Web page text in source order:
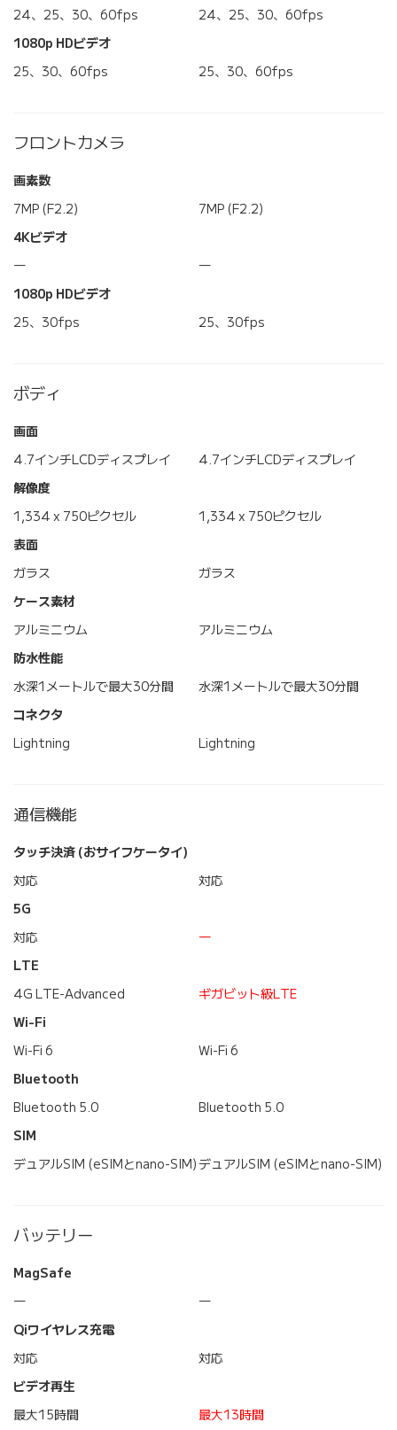
24、25、30、60fps
24、25、30、60fps
1080p HDビデオ
25、30、60fps
25、30、60fps
フロントカメラ
画素数
7MP (F2.2)
7MP (F2.2)
4Kビデオ
―
―
1080p HDビデオ
25、30fps
25、30fps
ボディ
画面
4.7インチLCDディスプレイ
4.7インチLCDディスプレイ
解像度
1,334 x 750ピクセル
1,334 x 750ピクセル
表面
ガラス
ガラス
ケース素材
アルミニウム
アルミニウム
防水性能
水深1メートルで最大30分間
水深1メートルで最大30分間
コネクタ
Lightning
Lightning
通信機能
タッチ決済 (おサイフケータイ)
対応
対応
5G
対応
―
LTE
4G LTE-Advanced
ギガビット級LTE
Wi-Fi
Wi-Fi 6
Wi-Fi 6
Bluetooth
Bluetooth 5.0
Bluetooth 5.0
SIM
デュアルSIM (eSIMとnano-SIM)デュアルSIM (eSIMとnano-SIM)
バッテリー
MagSafe
―
―
Qiワイヤレス充電
対応
対応
ビデオ再生
最大15時間
最大13時間